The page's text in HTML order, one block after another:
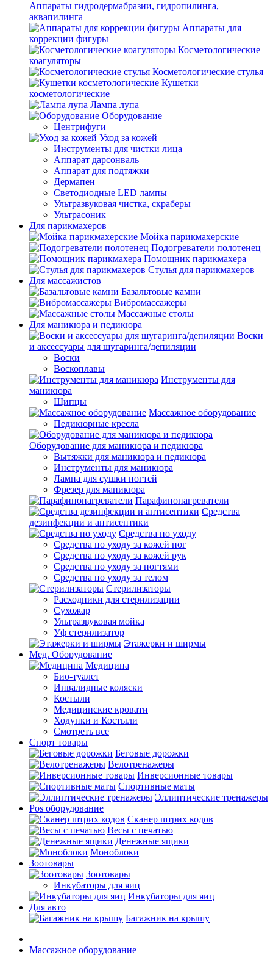
Аппараты гидродермабразии, гидропилинга,
аквапилинга
Аппараты для
коррекции фигуры
Косметологические
коагуляторы
Косметологические стулья
Кушетки
косметологические
Лампа лупа
Оборудование
Центрифуги
Уход за кожей
Инструменты для чистки лица
Аппарат дарсонваль
Аппарат для подтяжки
Дермапен
Светодиодные LED лампы
Ультразвуковая чистка, скраберы
Ультрасоник
Для парикмахеров
Мойка парикмахерские
Подогреватели полотенец
Помощник парикмахера
Стулья для парикмахеров
Для массажистов
Базальтовые камни
Вибромассажеры
Массажные столы
Для маникюра и педикюра
Воски
и аксессуары для шугаринга/депиляции
Воски
Воскоплавы
Инструменты для
маникюра
Щипцы
Массажное оборудование
Педикюрные кресла
Оборудование для маникюра и педикюра
Вытяжки для маникюра и педикюра
Инструменты для маникюра
Лампа для сушки ногтей
Фрезер для маникюра
Парафинонагреватели
Средства
дезинфекции и антисептики
Средства по уходу
Средства по уходу за кожей ног
Средства по уходу за кожей рук
Средства по уходу за ногтями
Средства по уходу за телом
Стерилизаторы
Расходники для стерилизации
Сухожар
Ультразвуковая мойка
Уф стерилизатор
Этажерки и ширмы
Мед. Оборудование
Медицина
Био-туалет
Инвалидные коляски
Костыли
Медицинские кровати
Ходунки и Костыли
Смотреть все
Спорт товары
Беговые дорожки
Велотренажеры
Инверсионные товары
Спортивные маты
Эллиптические тренажеры
Pos оборудование
Cканер штрих кодов
Весы с печатью
Денежные ящики
Моноблоки
Зоотовары
Зоотовары
Инкубаторы для яиц
Инкубаторы для яиц
Для авто
Багажник на крышу
Массажное оборудование